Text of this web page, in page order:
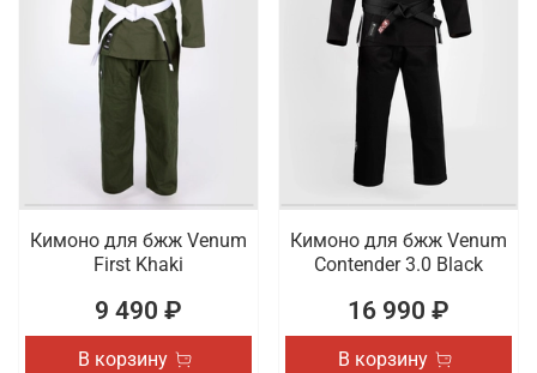
Кимоно для бжж Venum
First Khaki
9 490 ₽
В корзину
Кимоно для бжж Venum
Contender 3.0 Black
16 990 ₽
В корзину